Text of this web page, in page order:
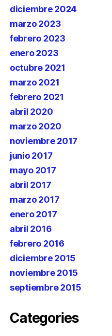
diciembre 2024
marzo 2023
febrero 2023
enero 2023
octubre 2021
marzo 2021
febrero 2021
abril 2020
marzo 2020
noviembre 2017
junio 2017
mayo 2017
abril 2017
marzo 2017
enero 2017
abril 2016
febrero 2016
diciembre 2015
noviembre 2015
septiembre 2015
Categories